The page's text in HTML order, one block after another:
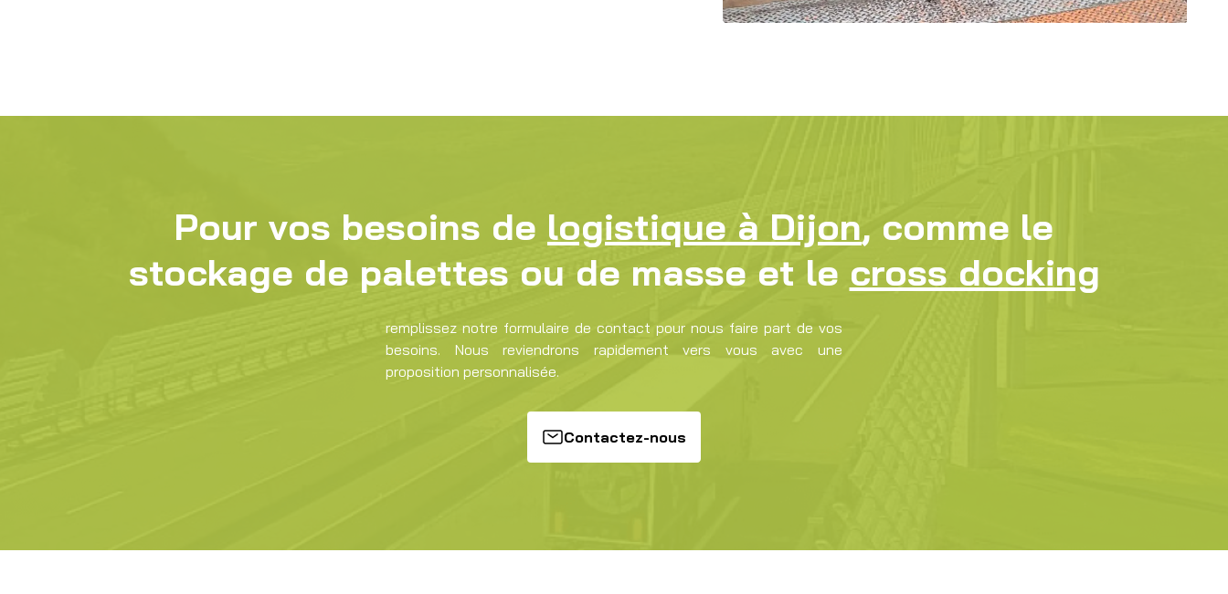
Pour vos besoins de logistique à Dijon, comme le
stockage de palettes ou de masse et le cross docking
remplissez notre formulaire de contact pour nous faire part de vos
besoins. Nous reviendrons rapidement vers vous avec une
proposition personnalisée.
Contactez-nous